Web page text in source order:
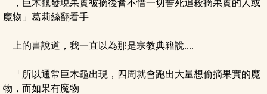
，巨木龜發現果實被摘後會不惜一切誓死追殺摘果實的人或
魔物」葛莉絲翻看手
上的書說道，我一直以為那是宗教典籍說....
「所以通常巨木龜出現，四周就會跑出大量想偷摘果實的魔
物，而如果有魔物